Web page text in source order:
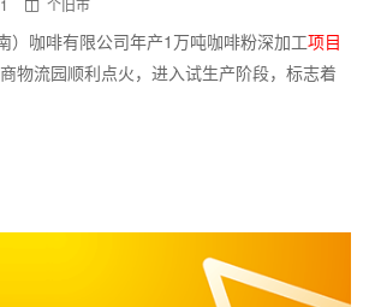
个旧市
）咖啡有限公司年产1万吨咖啡粉深加工项目
物流园顺利点火，进入试生产阶段，标志着